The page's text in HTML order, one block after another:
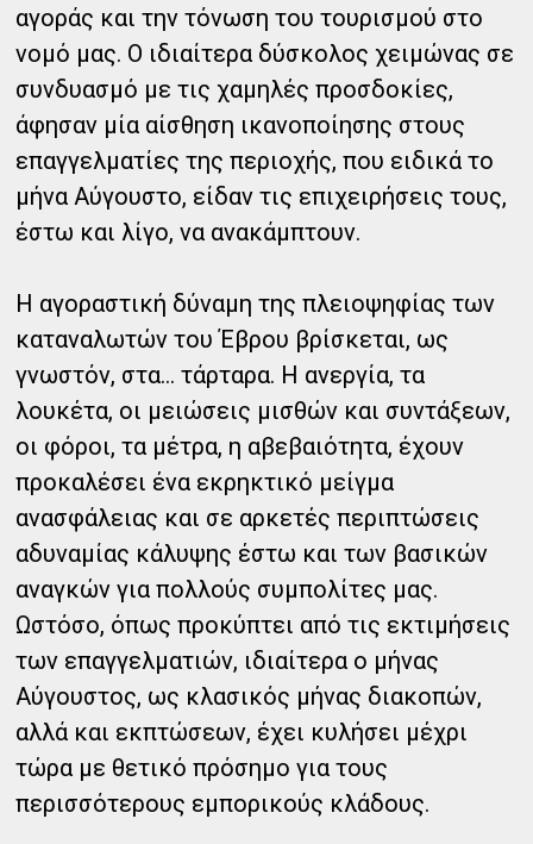
αγοράς και την τόνωση του τουρισμού στο
νομό μας. Ο ιδιαίτερα δύσκολος χειμώνας σε
συνδυασμό με τις χαμηλές προσδοκίες,
άφησαν μία αίσθηση ικανοποίησης στους
επαγγελματίες της περιοχής, που ειδικά το
μήνα Αύγουστο, είδαν τις επιχειρήσεις τους,
έστω και λίγο, να ανακάμπτουν.
Η αγοραστική δύναμη της πλειοψηφίας των
καταναλωτών του Έβρου βρίσκεται, ως
γνωστόν, στα… τάρταρα. Η ανεργία, τα
λουκέτα, οι μειώσεις μισθών και συντάξεων,
οι φόροι, τα μέτρα, η αβεβαιότητα, έχουν
προκαλέσει ένα εκρηκτικό μείγμα
ανασφάλειας και σε αρκετές περιπτώσεις
αδυναμίας κάλυψης έστω και των βασικών
αναγκών για πολλούς συμπολίτες μας.
Ωστόσο, όπως προκύπτει από τις εκτιμήσεις
των επαγγελματιών, ιδιαίτερα ο μήνας
Αύγουστος, ως κλασικός μήνας διακοπών,
αλλά και εκπτώσεων, έχει κυλήσει μέχρι
τώρα με θετικό πρόσημο για τους
περισσότερους εμπορικούς κλάδους.